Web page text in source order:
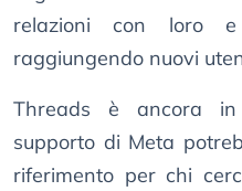
relazioni con loro e
raggiungendo nuovi
Threads è ancora
supporto di Meta
riferimento per chi